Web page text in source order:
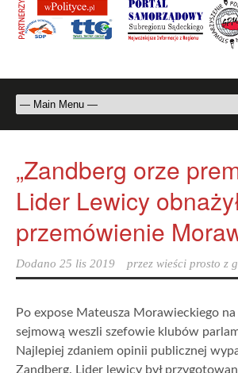
„Zandberg orze
Lider Lewicy
przemówienie
Dodano 25 lis 2019 przez wieści prosto z
Po expose Mateusza Morawieckiego
sejmową weszli szefowie klubów
Najlepiej zdaniem opinii publicznej
Zandberg. Lider lewicy był